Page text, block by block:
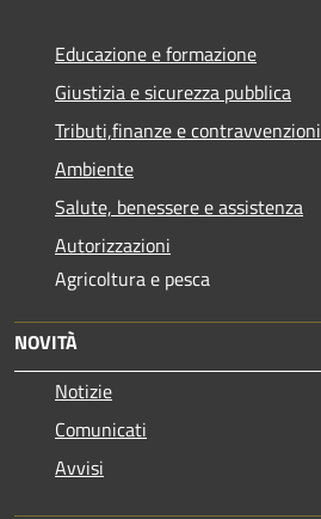
Educazione e formazione
Giustizia e sicurezza pubblica
Tributi,finanze e contravvenzioni
Ambiente
Salute, benessere e assistenza
Autorizzazioni
Agricoltura e pesca
NOVITÀ
Notizie
Comunicati
Avvisi